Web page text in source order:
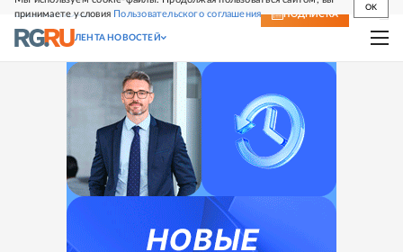
принимаете условия Пользовательского соглашения
OK
СВЕЖИЙ НОМЕР ПОДПИСКА
ЛЕНТА НОВОСТЕЙ